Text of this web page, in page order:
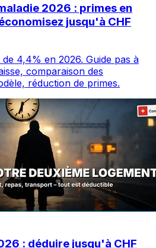
2026 : primes en
jusqu'à CHF
4,4% en 2026. Guide pas à
comparaison des
réduction de primes.
: déduire jusqu'à CHF